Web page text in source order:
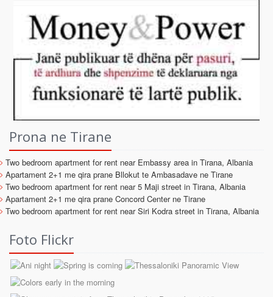
Prona ne Tirane
Two bedroom apartment for rent near Embassy area in Tirana, Albania
Apartament 2+1 me qira prane Bllokut te Ambasadave ne Tirane
Two bedroom apartment for rent near 5 Maji street in Tirana, Albania
Apartament 2+1 me qira prane Concord Center ne Tirane
Two bedroom apartment for rent near Siri Kodra street in Tirana, Albania
Foto Flickr